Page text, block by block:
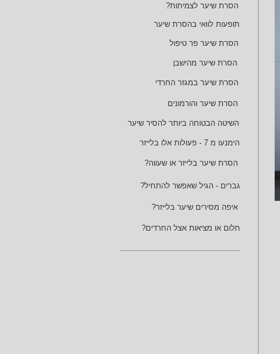
הסרת שיער לצמיתות?
תופעות לוואי בהסרת שיער
הסרת שיער פר טיפול
הסרת שיער מהישבן
הסרת שיער במגזר החרדי
הסרת שיער והורמונים
השיטה הבטוחה ביותר להסיר שיער
הימנעו מ 7 - פעולות אלו בלייזר
?הסרת שיער בלייזר או שעווה
?גברים - הגיל שאפשר להתחיל
?איפה מסירים שיער בלייזר
?חלום או מציאות אצל החרדים